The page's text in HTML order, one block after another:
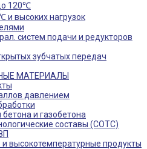
120℃
и высоких нагрузок
систем подачи и редукторов
зубчатых передач
МАТЕРИАЛЫ
давлением
и газобетона
составы (СОТС)
высокотемпературные продукты